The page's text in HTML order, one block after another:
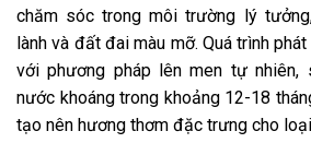
chăm sóc trong môi trường lý
lành và đất đai màu mỡ. Quá trình
với phương pháp lên men tự
nước khoáng trong khoảng 12-18
tạo nên hương thơm đặc trưng cho